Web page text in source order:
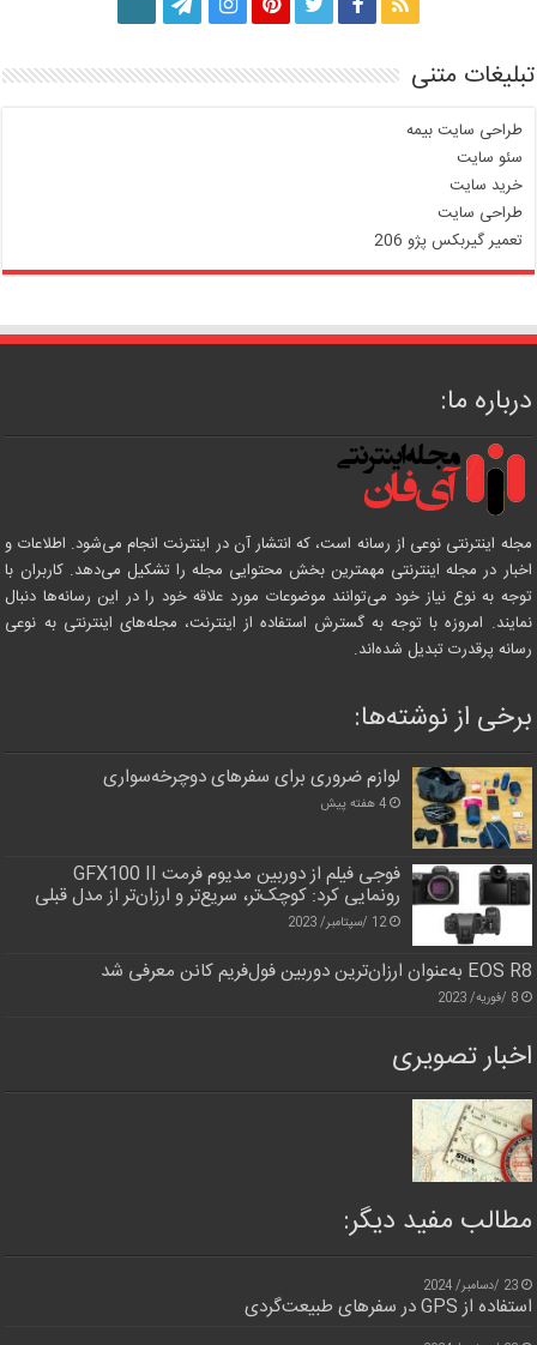
تبلیغات متنی
طراحی سایت بیمه
سئو سایت
خرید سایت
طراحی سایت
تعمیر گیربکس پژو 206
درباره ما:
مجله اینترنتی نوعی از رسانه است، که انتشار آن در اینترنت انجام می‌شود. اطلاعات و
اخبار در مجله اینترنتی مهمترین بخش محتوایی مجله را تشکیل می‌دهد. کاربران با
توجه به نوع نیاز خود می‌توانند موضوعات مورد علاقه خود را در این رسانه‌ها دنبال
نمایند. امروزه با توجه به گسترش استفاده از اینترنت، مجله‌های اینترنتی به نوعی
رسانه پرقدرت تبدیل شده‌اند.
برخی از نوشته‌ها:
لوازم ضروری برای سفرهای دوچرخه‌سواری
4 هفته پیش
فوجی فیلم از دوربین مدیوم فرمت GFX100 II
رونمایی کرد: کوچک‌تر، سریع‌تر و ارزان‌تر از مدل قبلی
12 /سپتامبر/ 2023
EOS R8 به‌عنوان ارزان‌ترین دوربین فول‌فریم کانن معرفی شد
8 /فوریه/ 2023
اخبار تصویری
مطالب مفید دیگر:
23 /دسامبر/ 2024
استفاده از GPS در سفرهای طبیعت‌گردی